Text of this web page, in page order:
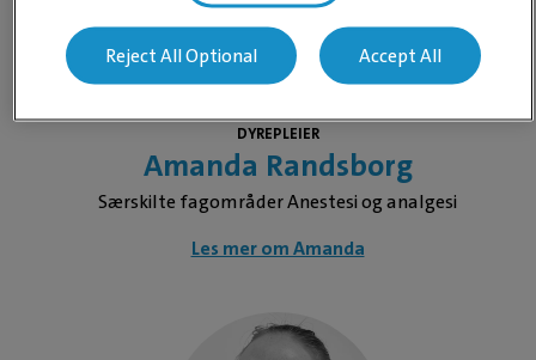
DYREPLEIER
Amanda Randsborg
Særskilte fagområder Anestesi og analgesi
Les mer om Amanda
Reject All Optional Accept All